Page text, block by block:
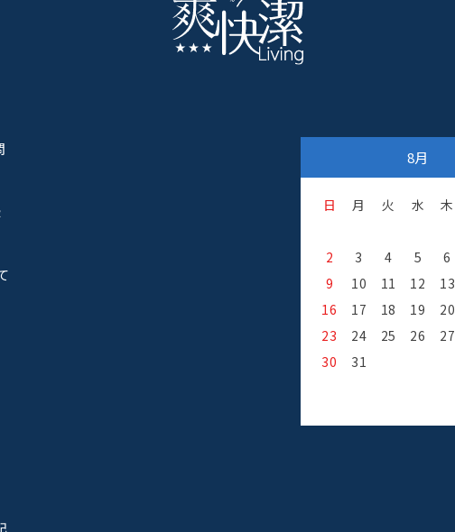
8月
日 月 火 水 木
2
3 4 5 6
9
10 11 12 13
16
17 18 19 20
23
24 25 26 27
30
31